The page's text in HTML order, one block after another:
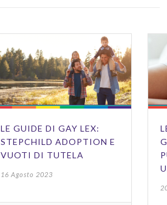
LE GUIDE DI GAY LEX:
STEPCHILD ADOPTION E
VUOTI DI TUTELA
16 Agosto 2023